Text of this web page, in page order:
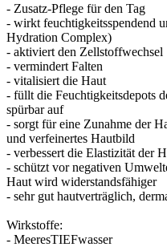
- Zusatz-Pflege für den Tag
- wirkt feuchtigkeitsspendend
Hydration Complex)
- aktiviert den Zellstoffwechsel
- vermindert Falten
- vitalisiert die Haut
- füllt die Feuchtigkeitsdepots
spürbar auf
- sorgt für eine Zunahme der
und verfeinertes Hautbild
- verbessert die Elastizität der
- schützt vor negativen
Haut wird widerstandsfähiger
- sehr gut hautverträglich,
Wirkstoffe:
- MeeresTIEFwasser